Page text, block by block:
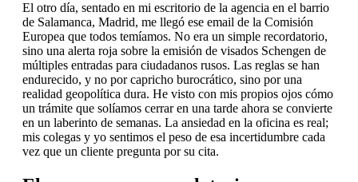
El otro día, sentado en mi escritorio de la agencia en el barrio
de Salamanca, Madrid, me llegó ese email de la Comisión
Europea que todos temíamos. No era un simple recordatorio,
sino una alerta roja sobre la emisión de visados Schengen de
múltiples entradas para ciudadanos rusos. Las reglas se han
endurecido, y no por capricho burocrático, sino por una
realidad geopolítica dura. He visto con mis propios ojos cómo
un trámite que solíamos cerrar en una tarde ahora se convierte
en un laberinto de semanas. La ansiedad en la oficina es real;
mis colegas y yo sentimos el peso de esa incertidumbre cada
vez que un cliente pregunta por su cita.